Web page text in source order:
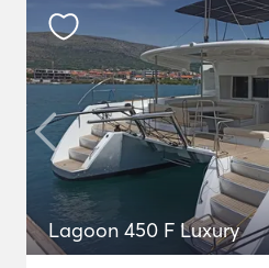
Lagoon 450 F Luxury